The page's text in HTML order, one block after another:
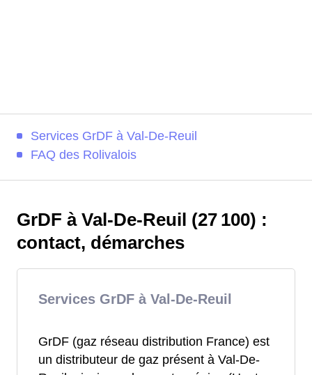
Services GrDF à Val-De-Reuil
FAQ des Rolivalois
GrDF à Val-De-Reuil (27 100) :
contact, démarches
Services GrDF à Val-De-Reuil
GrDF (gaz réseau distribution France) est
un distributeur de gaz présent à Val-De-